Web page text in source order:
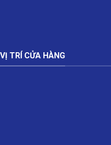
VỊ TRÍ CỬA HÀNG